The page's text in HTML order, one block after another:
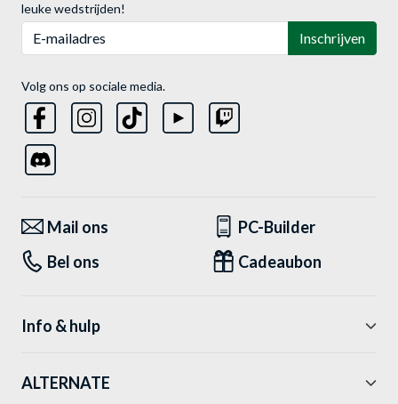
leuke wedstrijden!
Inschrijven
Volg ons op sociale media.
Mail ons
PC-Builder
Bel ons
Cadeaubon
Info & hulp
ALTERNATE